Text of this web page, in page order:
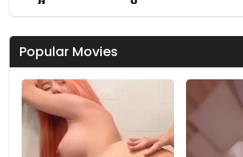
Popular Movies